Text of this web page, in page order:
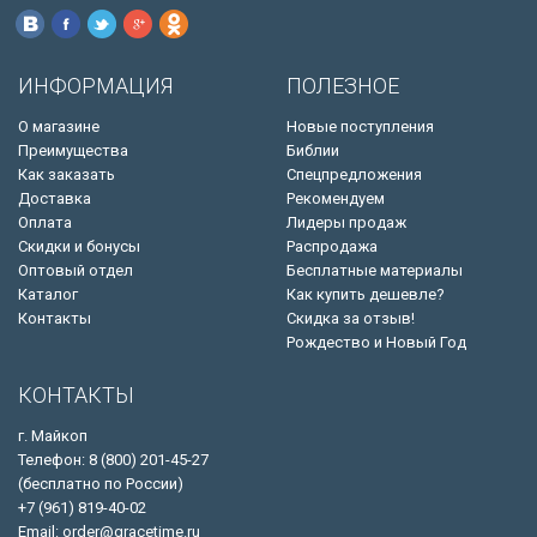
ИНФОРМАЦИЯ
О магазине
Преимущества
Как заказать
Доставка
Оплата
Скидки и бонусы
Оптовый отдел
Каталог
Контакты
ПОЛЕЗНОЕ
Новые поступления
Библии
Спецпредложения
Рекомендуем
Лидеры продаж
Распродажа
Бесплатные материалы
Как купить дешевле?
Скидка за отзыв!
Рождество и Новый Год
КОНТАКТЫ
г. Майкоп
Телефон: 8 (800) 201-45-27
(бесплатно по России)
+7 (961) 819-40-02
Email: order@gracetime.ru